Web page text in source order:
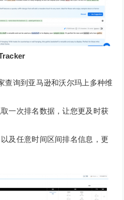
查询到亚马逊和沃尔玛上多种维
一次排名数据，让您更及时获
及任意时间区间排名信息，更